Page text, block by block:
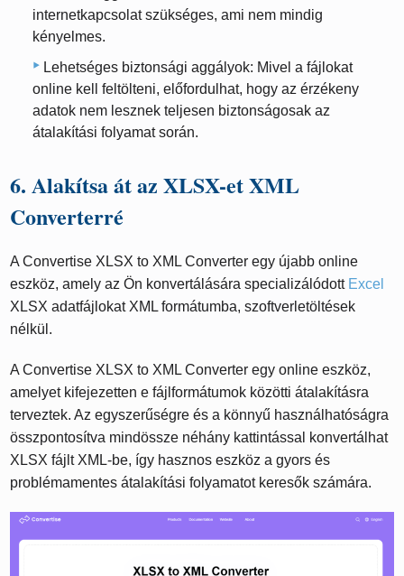
internetkapcsolat szükséges, ami nem mindig
kényelmes.
Lehetséges biztonsági aggályok: Mivel a fájlokat
online kell feltölteni, előfordulhat, hogy az érzékeny
adatok nem lesznek teljesen biztonságosak az
átalakítási folyamat során.
6. Alakítsa át az XLSX-et XML
Converterré
A Convertise XLSX to XML Converter egy újabb online
eszköz, amely az Ön konvertálására specializálódott Excel
XLSX adatfájlokat XML formátumba, szoftverletöltések
nélkül.
A Convertise XLSX to XML Converter egy online eszköz,
amelyet kifejezetten e fájlformátumok közötti átalakításra
terveztek. Az egyszerűségre és a könnyű használhatóságra
összpontosítva mindössze néhány kattintással konvertálhat
XLSX fájlt XML-be, így hasznos eszköz a gyors és
problémamentes átalakítási folyamatot keresők számára.